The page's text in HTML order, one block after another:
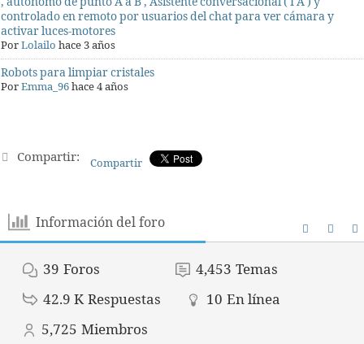
controlado en remoto por usuarios del chat para ver cámara y
activar luces-motores
PorLolailo hace 3 años
Robots para limpiar cristales
PorEmma_96hace 4 años
Compartir: Compartir
Información del foro
39 Foros 4,453 Temas
42.9 K Respuestas 10 En línea
5,725 Miembros